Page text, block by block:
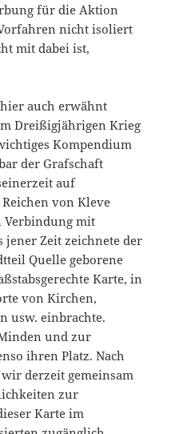
für die Aktion
nicht isoliert
mit dabei ist,
auch erwähnt
Dreißigjährigen Krieg
Kompendium
der Grafschaft
auf
von Kleve
Verbindung mit
Zeit zeichnete der
Quelle geborene
Karte, in
von Kirchen,
usw. einbrachte.
und zur
ihren Platz. Nach
derzeit gemeinsam
zur
Karte im